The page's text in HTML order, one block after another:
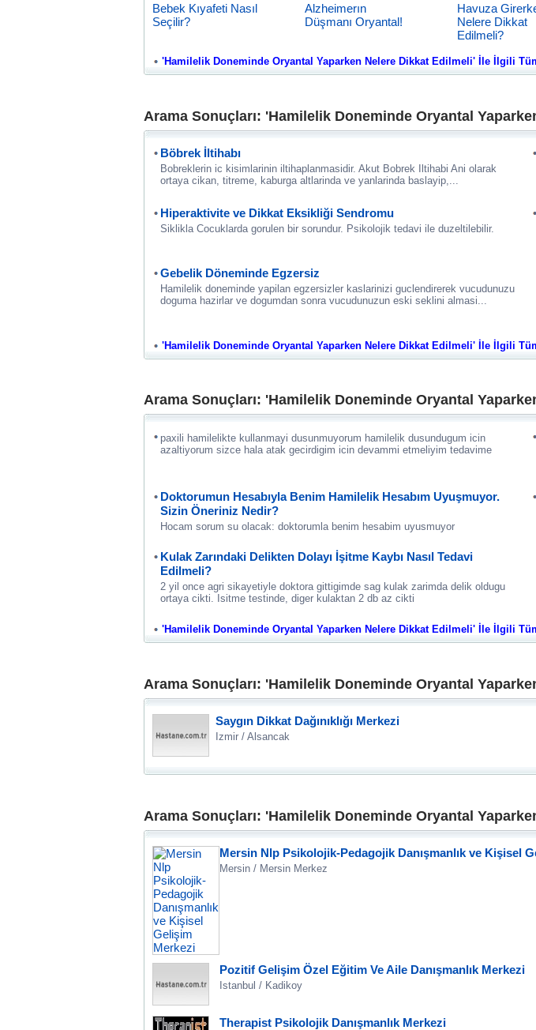
Bebek Kıyafeti Nasıl
Seçilir?
Alzheimerın
Düşmanı Oryantal!
Havuza
Nelere Dikkat
Edilmeli?
'Hamilelik Doneminde Oryantal Yaparken Nelere Dikkat Edilmeli' İle İlgili
Arama Sonuçları: 'Hamilelik Doneminde Oryantal
Böbrek İltihabı
Bobreklerin ic kisimlarinin iltihaplanmasidir. Akut Bobrek Iltihabi Ani olarak
ortaya cikan, titreme, kaburga altlarinda ve yanlarinda baslayip,...
Hiperaktivite ve Dikkat Eksikliği Sendromu
Siklikla Cocuklarda gorulen bir sorundur. Psikolojik tedavi ile duzeltilebilir.
Gebelik Döneminde Egzersiz
Hamilelik doneminde yapilan egzersizler kaslarinizi guclendirerek vucudunuzu
doguma hazirlar ve dogumdan sonra vucudunuzun eski seklini almasi...
'Hamilelik Doneminde Oryantal Yaparken Nelere Dikkat Edilmeli' İle İlgili
Arama Sonuçları: 'Hamilelik Doneminde Oryantal
paxili hamilelikte kullanmayi dusunmuyorum hamilelik dusundugum icin
azaltiyorum sizce hala atak gecirdigim icin devammi etmeliyim tedavime
Doktorumun Hesabıyla Benim Hamilelik Hesabım Uyuşmuyor.
Sizin Öneriniz Nedir?
Hocam sorum su olacak: doktorumla benim hesabim uyusmuyor
Kulak Zarındaki Delikten Dolayı İşitme Kaybı Nasıl Tedavi
Edilmeli?
2 yil once agri sikayetiyle doktora gittigimde sag kulak zarimda delik oldugu
ortaya cikti. Isitme testinde, diger kulaktan 2 db az cikti
'Hamilelik Doneminde Oryantal Yaparken Nelere Dikkat Edilmeli' İle İlgili
Arama Sonuçları: 'Hamilelik Doneminde Oryantal
Saygın Dikkat Dağınıklığı Merkezi
Izmir / Alsancak
Arama Sonuçları: 'Hamilelik Doneminde Oryantal
Mersin Nlp Psikolojik-Pedagojik Danışmanlık ve Kişisel
Mersin / Mersin Merkez
Pozitif Gelişim Özel Eğitim Ve Aile Danışmanlık Merkezi
Istanbul / Kadikoy
Therapist Psikolojik Danışmanlık Merkezi